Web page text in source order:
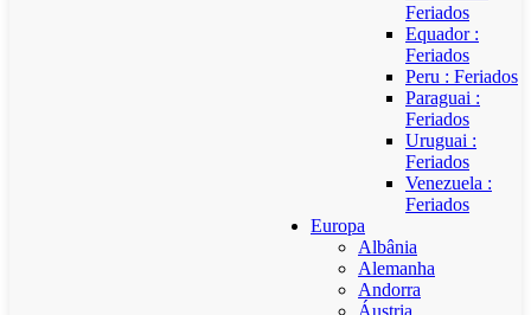
Feriados
Equador :
Feriados
Peru : Feriados
Paraguai :
Feriados
Uruguai :
Feriados
Venezuela :
Feriados
Europa
Albânia
Alemanha
Andorra
Áustria